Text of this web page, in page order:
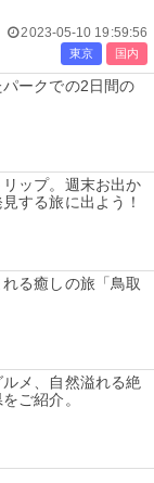
2023-05-10 19:59:56
東京 国内
ークでの2日間の
ップ。週末お出か
する旅に出よう！
る癒しの旅「鳥取
メ、自然溢れる絶
ご紹介。